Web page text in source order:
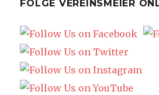
FOLGE VEREINSMEIER